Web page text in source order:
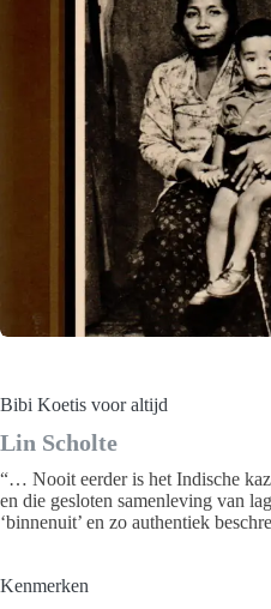
Bibi Koetis voor altijd
Lin Scholte
“… Nooit eerder is het Indische
en die gesloten samenleving van
‘binnenuit’ en zo authentiek
Kenmerken